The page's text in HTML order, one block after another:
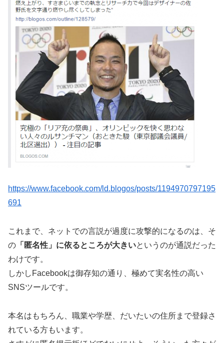
https://www.facebook.com/ld.blogos/posts/1194970797195
691
これまで、ネットでの言説が過度に攻撃的になるのは、そ
の 「匿名性」に依るところが大きいというのが通説だった
わけです。
しかしFacebookは御存知の通り、極めて実名性の高い
SNSツールです。
本名はもちろん、職業や学歴、だいたいの住所まで登録さ
れている方もいます。